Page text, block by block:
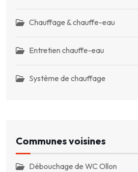
Chauffage & chauffe-eau
Entretien chauffe-eau
Système de chauffage
Communes voisines
Débouchage de WC Ollon